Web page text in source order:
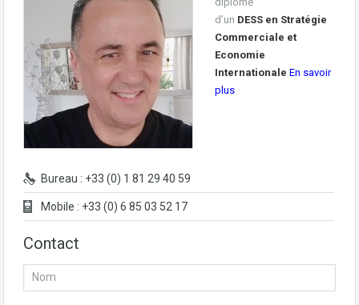
Bureau : +33 (0) 1 81 29 40 59
Mobile : +33 (0) 6 85 03 52 17
d’un DESS en Stratégie
Commerciale et
Economie
Internationale En savoir
plus
Contact